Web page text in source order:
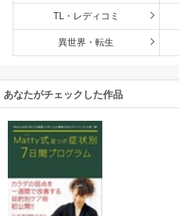
TL・レディコミ
異世界・転生
あなたがチェックした作品